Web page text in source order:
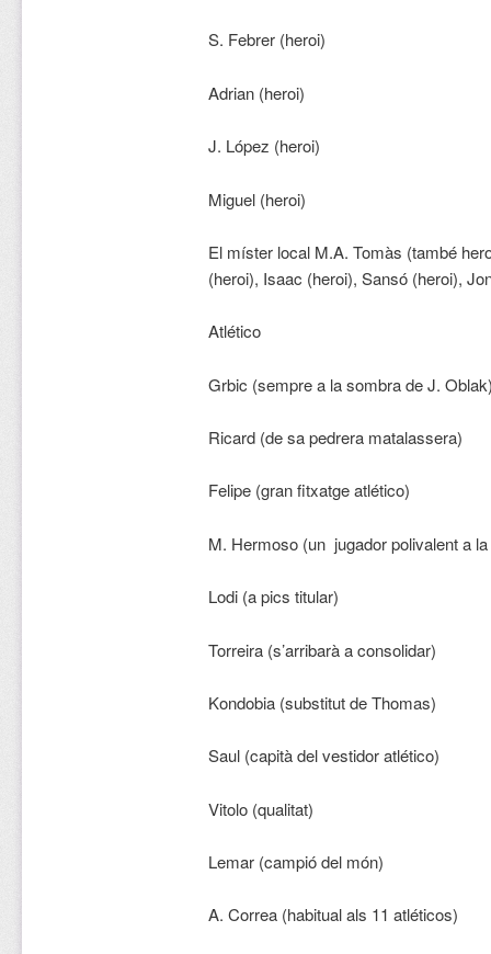
S. Febrer (heroi)
Adrian (heroi)
J. López (heroi)
Miguel (heroi)
El míster local M.A. Tomàs (també
(heroi), Isaac (heroi), Sansó (heroi),
Atlético
Grbic (sempre a la sombra de J.
Ricard (de sa pedrera matalassera)
Felipe (gran fitxatge atlético)
M. Hermoso (un jugador polivalent a
Lodi (a pics titular)
Torreira (s’arribarà a consolidar)
Kondobia (substitut de Thomas)
Saul (capità del vestidor atlético)
Vitolo (qualitat)
Lemar (campió del món)
A. Correa (habitual als 11 atléticos)